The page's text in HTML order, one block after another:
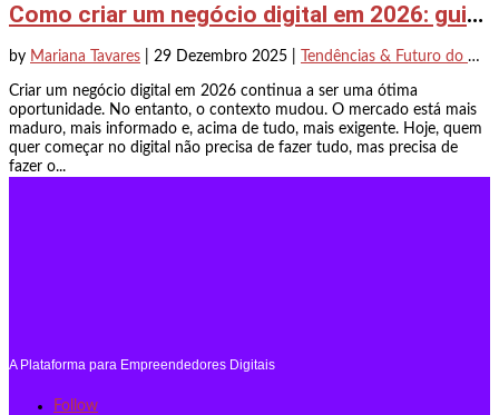
Como criar um negócio digital em 2026: guia prático do zero à primeira venda
by Mariana Tavares 29 Dezembro 2025 Tendências & Futuro do Digital
Criar um negócio digital em 2026 continua a ser uma ótima
oportunidade. No entanto, o contexto mudou. O mercado está mais
maduro, mais informado e, acima de tudo, mais exigente. Hoje, quem
quer começar no digital não precisa de fazer tudo, mas precisa de
fazer o...
A Plataforma para Empreendedores Digitais
Follow